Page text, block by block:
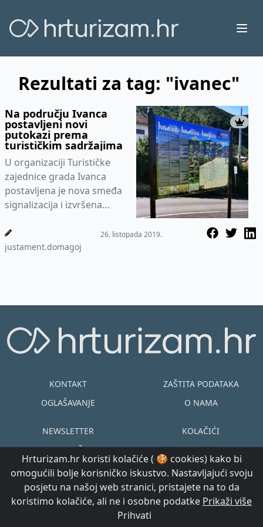
Rezultati za tag: "ivanec"
Na području Ivanca
postavljeni novi
putokazi prema
turističkim sadržajima
U organizaciji Turističke
zajednice grada Ivanca
postavljena je nova smeđa
signalizacija i izvršena
putokaza na više lokacija...
justament.domagoj
26. listopada 2019.
Hrturizam.hr koristi kolačiće ( 🍪 cookies) kako bi
omogućili bolje korisničko iskustvo. Nastavljajući svoju
posjetu na našoj web stranici, pristajete na to da
koristimo kolačiće, ali ne i osobne podatke Prikaži više
Prihvati
KONTAKT
OGLAŠAVANJE
ZAŠTITA PODATAKA
O NAMA
NEWSLETTER
UVJETI KORIŠTENJA
KOLAČIĆI
EN HR
© Copyright
2015.-2026.
@ Created by
Morgan Code
Prijavi se